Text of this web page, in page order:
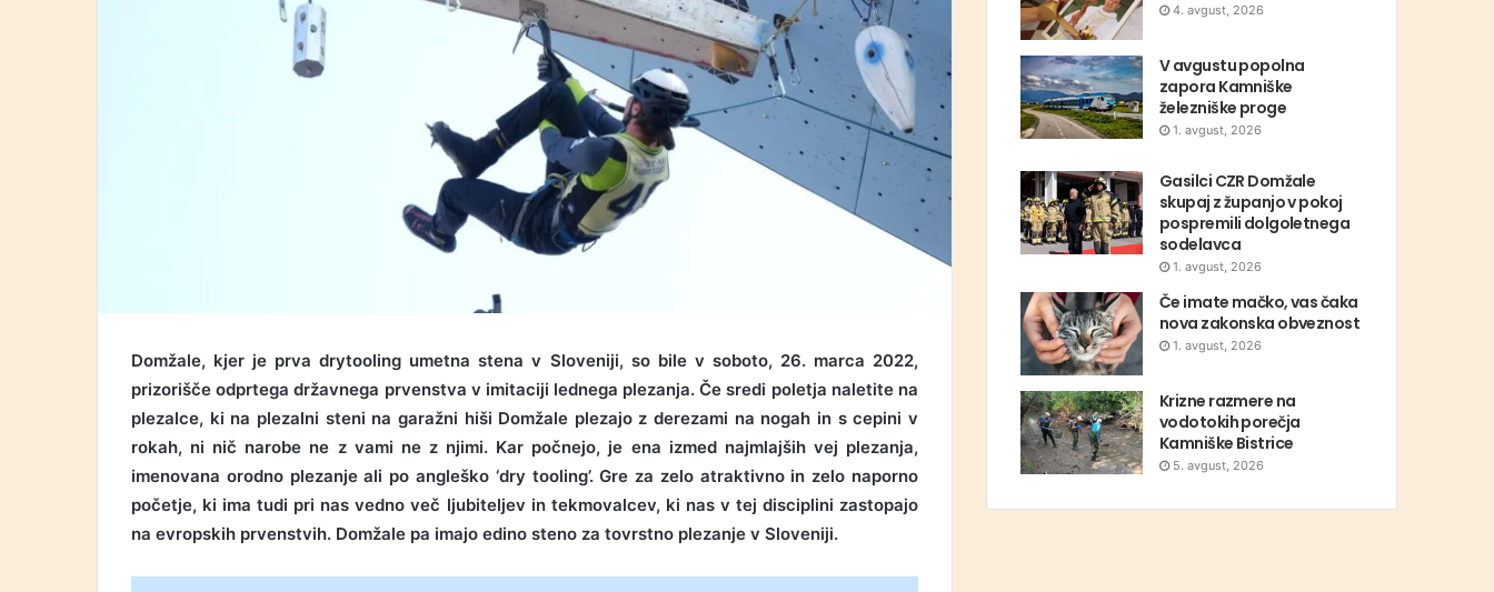
Domžale, kjer je prva drytooling umetna stena v Sloveniji, so bile v soboto, 26. marca 2022,
prizorišče odprtega državnega prvenstva v imitaciji lednega plezanja. Če sredi poletja naletite na
plezalce, ki na plezalni steni na garažni hiši Domžale plezajo z derezami na nogah in s cepini v
rokah, ni nič narobe ne z vami ne z njimi. Kar počnejo, je ena izmed najmlajših vej plezanja,
imenovana orodno plezanje ali po angleško ‘dry tooling’. Gre za zelo atraktivno in zelo naporno
početje, ki ima tudi pri nas vedno več ljubiteljev in tekmovalcev, ki nas v tej disciplini zastopajo
na evropskih prvenstvih. Domžale pa imajo edino steno za tovrstno plezanje v Sloveniji.
4. avgust, 2026
V avgustu popolna
zapora Kamniške
železniške proge
1. avgust, 2026
Gasilci CZR Domžale
skupaj z županjo v pokoj
pospremili dolgoletnega
sodelavca
1. avgust, 2026
Če imate mačko, vas čaka
nova zakonska obveznost
1. avgust, 2026
Krizne razmere na
vodotokih porečja
Kamniške Bistrice
5. avgust, 2026